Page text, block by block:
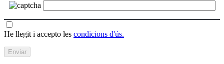
He llegit i accepto les condicions d'ús.